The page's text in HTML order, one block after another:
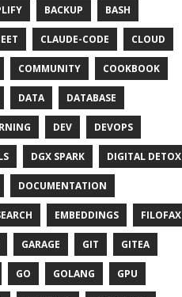
BACKUP BASH
CLAUDE-CODE CLOUD
COMMUNITY COOKBOOK
DATA DATABASE
DEV DEVOPS
DGX SPARK DIGITAL DETOX
DOCUMENTATION
EMBEDDINGS FILOFAX
GARAGE GIT GITEA
GO GOLANG GPU